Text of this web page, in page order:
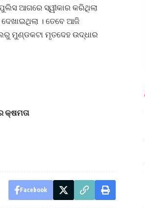
ଆଗରେ ସ୍ୱୀକାର କରିଥିଲା
। ତେବେ ଆଜି
ମୁଣ୍ଡକଟା ମୃତଦେହ ଉଦ୍ଧାର
କ୍ଷମତା
Facebook